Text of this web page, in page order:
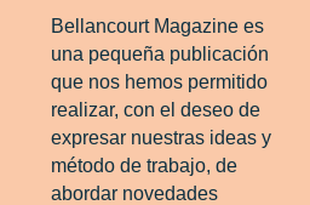
Bellancourt Magazine es
una pequeña publicación
que nos hemos permitido
realizar, con el deseo de
expresar nuestras ideas y
método de trabajo, de
abordar novedades